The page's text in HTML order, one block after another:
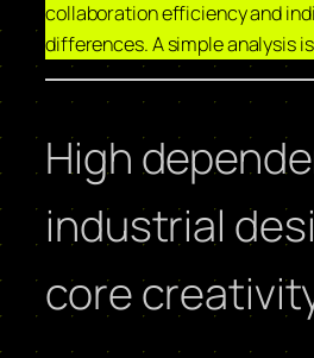
collaboration efficiency and
differences. A simple analysis
High
industrial
core